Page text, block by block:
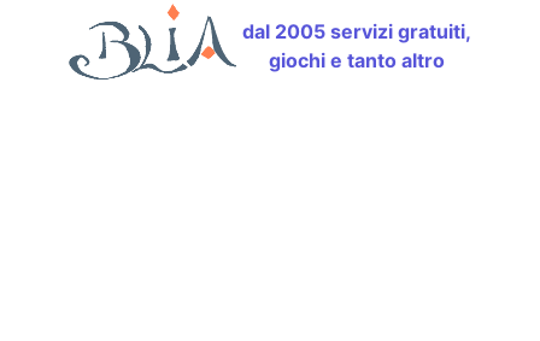
dal 2005 servizi gratuiti,
giochi e tanto altro